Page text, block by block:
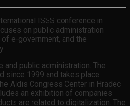
ISSS conference in
on public administration
e-government, and the
public administration. The
since 1999 and takes place
Aldis Congress Center in Hradec
an exhibition of companies
are related to digitalization. The